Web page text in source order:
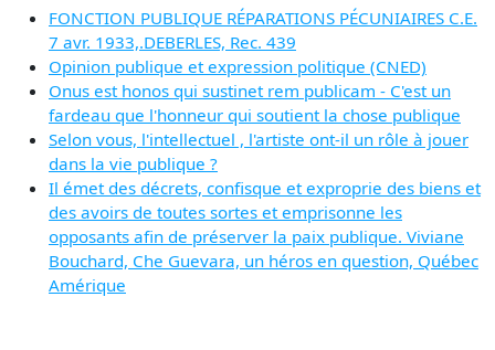
FONCTION PUBLIQUE RÉPARATIONS PÉCUNIAIRES C.E.
7 avr. 1933,.DEBERLES, Rec. 439
Opinion publique et expression politique (CNED)
Onus est honos qui sustinet rem publicam - C'est un
fardeau que l'honneur qui soutient la chose publique
Selon vous, l'intellectuel , l'artiste ont-il un rôle à jouer
dans la vie publique ?
Il émet des décrets, confisque et exproprie des biens et
des avoirs de toutes sortes et emprisonne les
opposants afin de préserver la paix publique. Viviane
Bouchard, Che Guevara, un héros en question, Québec
Amérique